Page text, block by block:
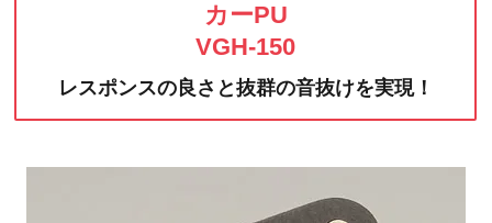
カーPU
VGH-150
レスポンスの良さと抜群の音抜けを実現！